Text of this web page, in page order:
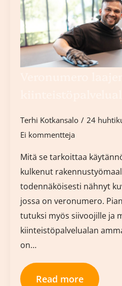
Terhi Kotkansalo
24
Ei kommentteja
Mitä se tarkoittaa
kulkenut
todennäköisesti nähnyt
jossa on veronumero.
tutuksi myös siivoojille ja
kiinteistöpalvelualan
on…
Read more